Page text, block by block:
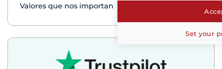
Valores que nos importan
Set your